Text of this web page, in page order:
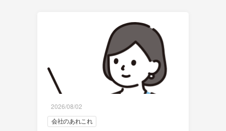
2026/08/02
会社のあれこれ